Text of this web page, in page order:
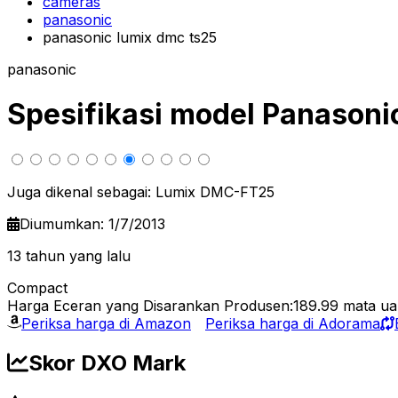
panasonic
panasonic lumix dmc ts25
panasonic
Spesifikasi model
Juga dikenal sebagai: Lumix DMC-FT25
Diumumkan: 1/7/2013
13 tahun yang lalu
Compact
Harga Eceran yang Disarankan Produsen:189.99 mata
Periksa harga di Amazon
Periksa harga di Adorama
Skor DXO Mark